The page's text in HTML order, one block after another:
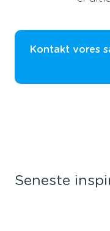
Kontakt vores
Seneste